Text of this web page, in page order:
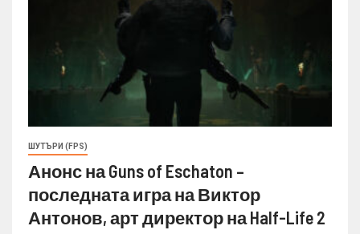
ШУТЪРИ (FPS)
Анонс на Guns of Eschaton –
последната игра на Виктор
Антонов, арт директор на Half-Life 2